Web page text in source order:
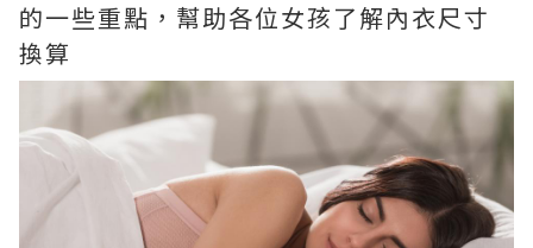
的一些重點，幫助各位女孩了解內衣尺寸
換算